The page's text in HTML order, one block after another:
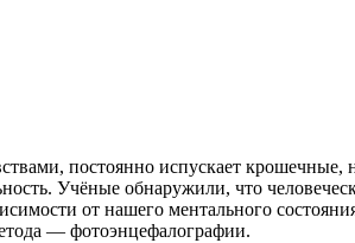
постоянно испускает крошечные,
Учёные обнаружили, что
от нашего ментального
— фотоэнцефалографии.